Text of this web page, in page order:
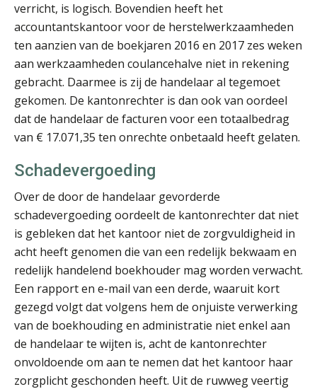
verricht, is logisch. Bovendien heeft het
accountantskantoor voor de herstelwerkzaamheden
ten aanzien van de boekjaren 2016 en 2017 zes weken
aan werkzaamheden coulancehalve niet in rekening
gebracht. Daarmee is zij de handelaar al tegemoet
gekomen. De kantonrechter is dan ook van oordeel
dat de handelaar de facturen voor een totaalbedrag
van € 17.071,35 ten onrechte onbetaald heeft gelaten.
Schadevergoeding
Over de door de handelaar gevorderde
schadevergoeding oordeelt de kantonrechter dat niet
is gebleken dat het kantoor niet de zorgvuldigheid in
acht heeft genomen die van een redelijk bekwaam en
redelijk handelend boekhouder mag worden verwacht.
Een rapport en e-mail van een derde, waaruit kort
gezegd volgt dat volgens hem de onjuiste verwerking
van de boekhouding en administratie niet enkel aan
de handelaar te wijten is, acht de kantonrechter
onvoldoende om aan te nemen dat het kantoor haar
zorgplicht geschonden heeft. Uit de ruwweg veertig
Mike Wong
Martin de Graaf
Pieter Kok